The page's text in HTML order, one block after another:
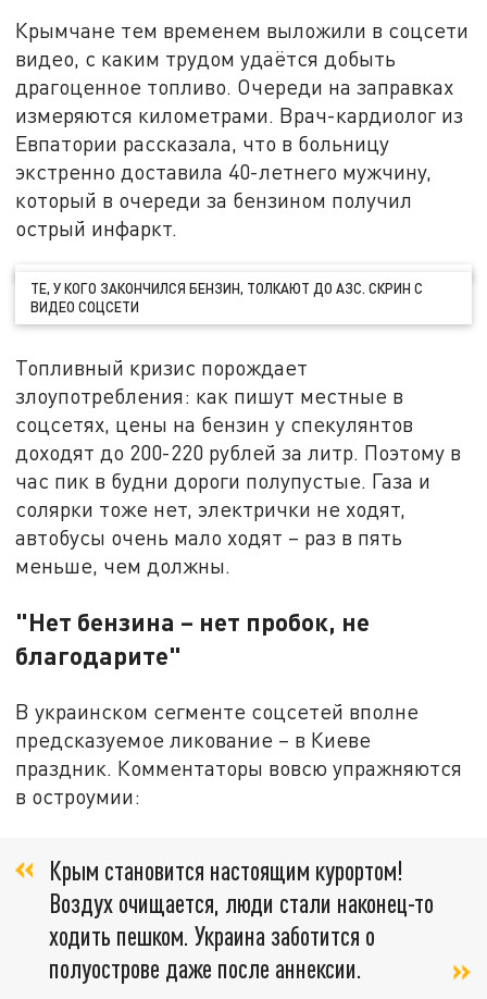
Крымчане тем временем выложили в соцсети
видео, с каким трудом удаётся добыть
драгоценное топливо. Очереди на заправках
измеряются километрами. Врач-кардиолог из
Евпатории рассказала, что в больницу
экстренно доставила 40-летнего мужчину,
который в очереди за бензином получил
острый инфаркт.
ТЕ, У КОГО ЗАКОНЧИЛСЯ БЕНЗИН, ТОЛКАЮТ ДО АЗС. СКРИН С
ВИДЕО СОЦСЕТИ
Топливный кризис порождает
злоупотребления: как пишут местные в
соцсетях, цены на бензин у спекулянтов
доходят до 200-220 рублей за литр. Поэтому в
час пик в будни дороги полупустые. Газа и
солярки тоже нет, электрички не ходят,
автобусы очень мало ходят – раз в пять
меньше, чем должны.
"Нет бензина – нет пробок, не
благодарите"
В украинском сегменте соцсетей вполне
предсказуемое ликование – в Киеве
праздник. Комментаторы вовсю упражняются
в остроумии:
Крым становится настоящим курортом!
Воздух очищается, люди стали наконец-то
ходить пешком. Украина заботится о
полуострове даже после аннексии.